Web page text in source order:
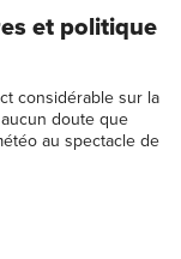
et politique
considérable sur la
doute que
au spectacle de